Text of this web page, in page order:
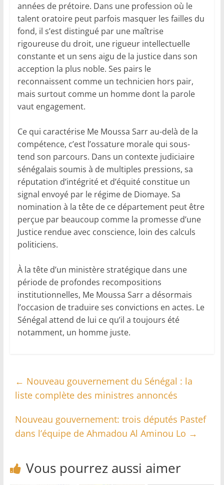
années de prétoire. Dans une profession où le
talent oratoire peut parfois masquer les failles du
fond, il s’est distingué par une maîtrise
rigoureuse du droit, une rigueur intellectuelle
constante et un sens aigu de la justice dans son
acception la plus noble. Ses pairs le
reconnaissent comme un technicien hors pair,
mais surtout comme un homme dont la parole
vaut engagement.
Ce qui caractérise Me Moussa Sarr au-delà de la
compétence, c’est l’ossature morale qui sous-
tend son parcours. Dans un contexte judiciaire
sénégalais soumis à de multiples pressions, sa
réputation d’intégrité et d’équité constitue un
signal envoyé par le régime de Diomaye. Sa
nomination à la tête de ce département peut être
perçue par beaucoup comme la promesse d’une
Justice rendue avec conscience, loin des calculs
politiciens.
À la tête d’un ministère stratégique dans une
période de profondes recompositions
institutionnelles, Me Moussa Sarr a désormais
l’occasion de traduire ses convictions en actes. Le
Sénégal attend de lui ce qu’il a toujours été
notamment, un homme juste.
← Nouveau gouvernement du Sénégal : la
liste complète des ministres annoncés
Nouveau gouvernement: trois députés Pastef
dans l’équipe de Ahmadou Al Aminou Lo →
Vous pourrez aussi aimer